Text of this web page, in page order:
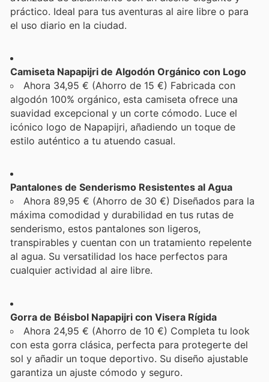
práctico. Ideal para tus aventuras al aire libre o para
el uso diario en la ciudad.
Camiseta Napapijri de Algodón Orgánico con Logo
Ahora 34,95 € (Ahorro de 15 €) Fabricada con
algodón 100% orgánico, esta camiseta ofrece una
suavidad excepcional y un corte cómodo. Luce el
icónico logo de Napapijri, añadiendo un toque de
estilo auténtico a tu atuendo casual.
Pantalones de Senderismo Resistentes al Agua
Ahora 89,95 € (Ahorro de 30 €) Diseñados para la
máxima comodidad y durabilidad en tus rutas de
senderismo, estos pantalones son ligeros,
transpirables y cuentan con un tratamiento repelente
al agua. Su versatilidad los hace perfectos para
cualquier actividad al aire libre.
Gorra de Béisbol Napapijri con Visera Rígida
Ahora 24,95 € (Ahorro de 10 €) Completa tu look
con esta gorra clásica, perfecta para protegerte del
sol y añadir un toque deportivo. Su diseño ajustable
garantiza un ajuste cómodo y seguro.